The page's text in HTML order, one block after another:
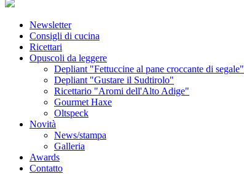
Newsletter
Consigli di cucina
Ricettari
Opuscoli da leggere
Depliant "Fettuccine al pane croccante di segale"
Depliant "Gustare il Sudtirolo"
Ricettario "Aromi dell'Alto Adige"
Gourmet Haxe
Oltspeck
Novità
News/stampa
Galleria
Awards
Contatto